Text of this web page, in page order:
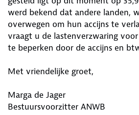
werd bekend dat andere landen,
overwegen om hun accijns te
vraagt u de lastenverzwaring
te beperken door de accijns en
Met vriendelijke groet,
Marga de Jager
Bestuursvoorzitter ANWB